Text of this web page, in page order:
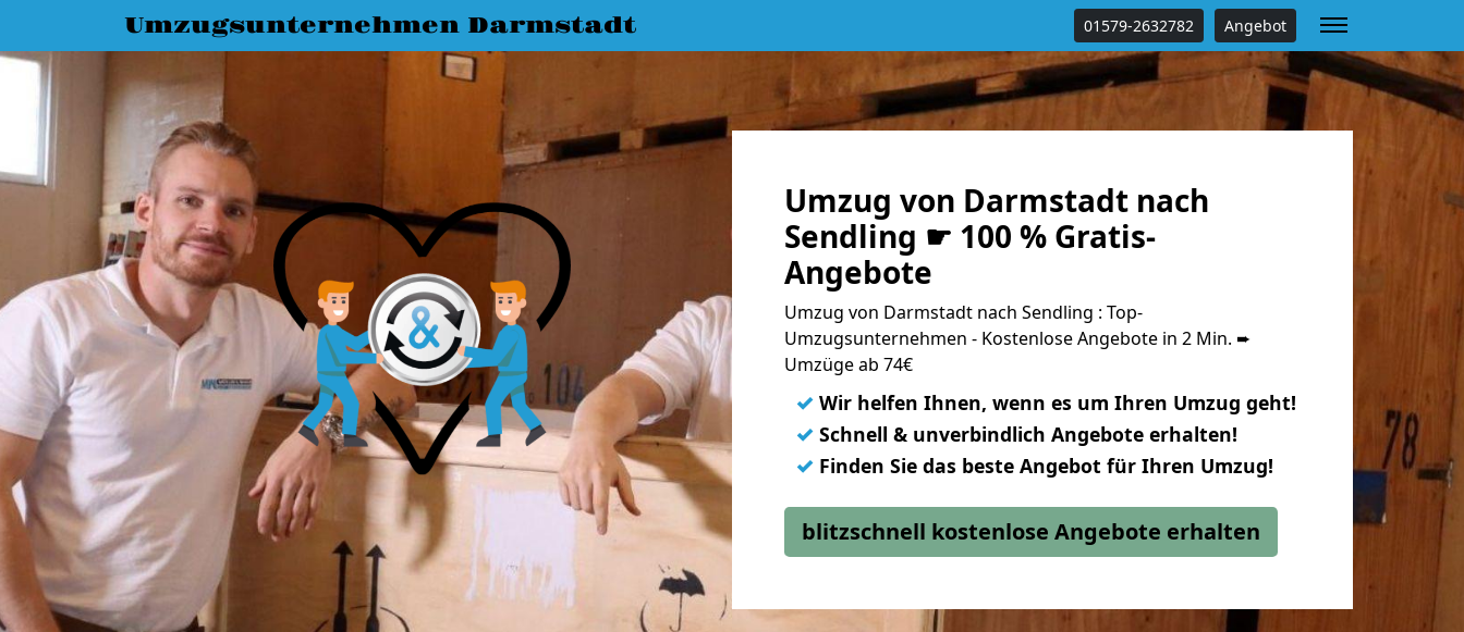
Umzugsunternehmen Darmstadt 01579-2632782 Angebot
Umzug von Darmstadt nach
Sendling ☛ 100 % Gratis-
Angebote
Umzug von Darmstadt nach Sendling : Top-
Umzugsunternehmen - Kostenlose Angebote in 2 Min. ➨
Umzüge ab 74€
✓ Wir helfen Ihnen, wenn es um Ihren Umzug geht!
✓ Schnell & unverbindlich Angebote erhalten!
✓ Finden Sie das beste Angebot für Ihren Umzug!
blitzschnell kostenlose Angebote erhalten